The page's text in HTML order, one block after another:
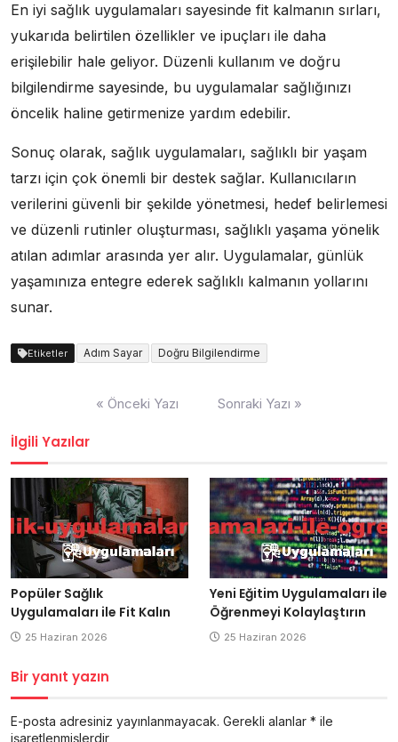
En iyi sağlık uygulamaları sayesinde fit kalmanın sırları,
yukarıda belirtilen özellikler ve ipuçları ile daha
erişilebilir hale geliyor. Düzenli kullanım ve doğru
bilgilendirme sayesinde, bu uygulamalar sağlığınızı
öncelik haline getirmenize yardım edebilir.
Sonuç olarak, sağlık uygulamaları, sağlıklı bir yaşam
tarzı için çok önemli bir destek sağlar. Kullanıcıların
verilerini güvenli bir şekilde yönetmesi, hedef belirlemesi
ve düzenli rutinler oluşturması, sağlıklı yaşama yönelik
atılan adımlar arasında yer alır. Uygulamalar, günlük
yaşamınıza entegre ederek sağlıklı kalmanın yollarını
sunar.
Etiketler Adım Sayar Doğru Bilgilendirme
« Önceki Yazı Sonraki Yazı »
İlgili Yazılar
Popüler Sağlık
Uygulamaları ile Fit Kalın
25 Haziran 2026
Yeni Eğitim Uygulamaları ile
Öğrenmeyi Kolaylaştırın
25 Haziran 2026
Bir yanıt yazın
E-posta adresiniz yayınlanmayacak. Gerekli alanlar * ile
işaretlenmişlerdir